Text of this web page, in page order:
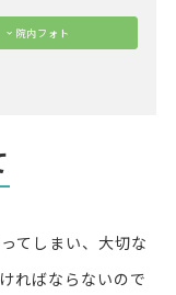
院内フォト
てしまい、大切な
ればならないので